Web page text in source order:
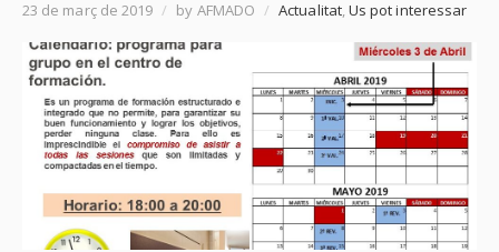
23 de març de 2019 / by AFMADO / Actualitat,Us pot interessar